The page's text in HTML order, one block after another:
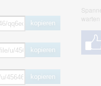
kopieren
kopieren
kopieren